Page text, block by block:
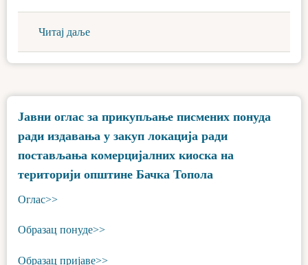
Читај даље
Јавни оглас за прикупљање писмених понуда
ради издавања у закуп локација ради
постављања комерцијалних киоска на
територији општине Бачка Топола
Оглас>>
Образац понуде>>
Образац пријаве>>